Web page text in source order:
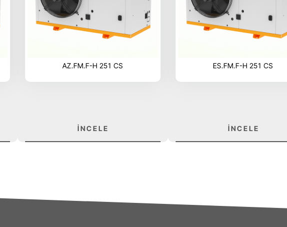
AZ.FM.F-H 251 CS
İNCELE
ES.FM.F-H 251 CS
İNCELE